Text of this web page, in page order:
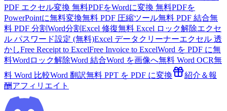
PDF エクセル変換 無料PDFをWordに変換 無料PDFを
PowerPointに無料変換無料 PDF 圧縮ツール無料 PDF 結合無
料 PDF 分割Word分割Excel 修復無料 Excel ロック解除エクセ
ル パスワード設定 (無料)Excel データクリーナーエクセル 透
かしFree Receipt to ExcelFree Invoice to ExcelWord を PDF に無
料Wordロック解除Word 結合Word を画像へ無料 Word OCR無
料 Word 比較Word 翻訳無料 PPT を PDF に変換
紹介＆報
酬アフィリエイト